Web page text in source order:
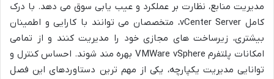
مدیریت منابع، نظارت بر عملکرد و عیب یابی سوق می دهد. با درک
کامل vCenter Server، متخصصان می توانند با کارایی و اطمینان
بیشتری، زیرساخت های مجازی خود را مدیریت کنند و از تمامی
امکانات پلتفرم VMWare vSphere بهره مند شوند. احساس کنترل و
توانایی مدیریت یکپارچه، یکی از مهم ترین دستاوردهای این فصل